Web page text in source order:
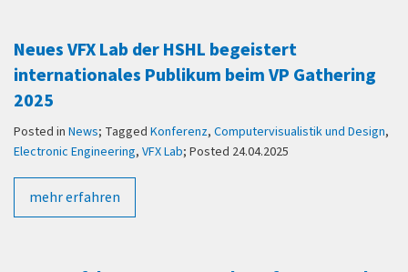
Neues VFX Lab der HSHL begeistert
internationales Publikum beim VP Gathering
2025
Posted in News; Tagged Konferenz, Computervisualistik und Design,
Electronic Engineering, VFX Lab; Posted 24.04.2025
mehr erfahren